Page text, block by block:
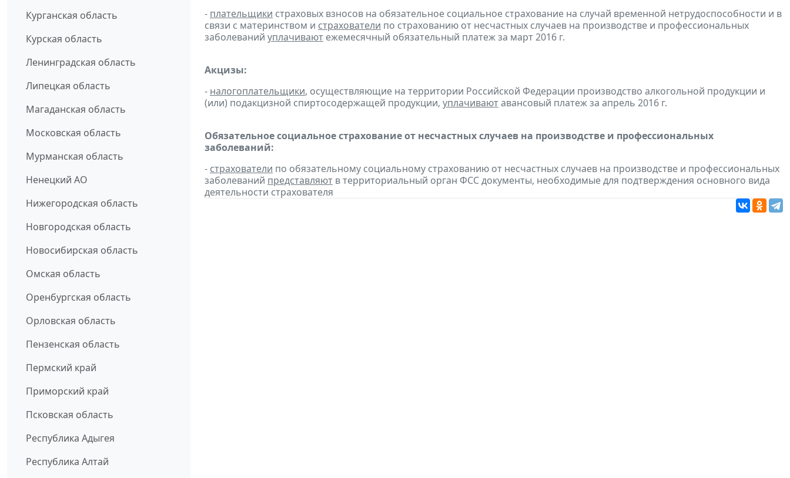
Курганская область
Курская область
Ленинградская область
Липецкая область
Магаданская область
Московская область
Мурманская область
Ненецкий АО
Нижегородская область
Новгородская область
Новосибирская область
Омская область
Оренбургская область
Орловская область
Пензенская область
Пермский край
Приморский край
Псковская область
Республика Адыгея
Республика Алтай
- плательщики страховых взносов на обязательное социальное страхование на случай временной нетрудоспособности и в
связи с материнством и страхователи по страхованию от несчастных случаев на производстве и профессиональных
заболеваний уплачивают ежемесячный обязательный платеж за март 2016 г.
Акцизы:
- налогоплательщики, осуществляющие на территории Российской Федерации производство алкогольной продукции и
(или) подакцизной спиртосодержащей продукции, уплачиваютавансовый платеж за апрель 2016 г.
Обязательное социальное страхование от несчастных случаев на производстве и профессиональных
заболеваний:
- страхователи по обязательному социальному страхованию от несчастных случаев на производстве и профессиональных
заболеваний представляют в территориальный орган ФСС документы, необходимые для подтверждения основного вида
деятельности страхователя